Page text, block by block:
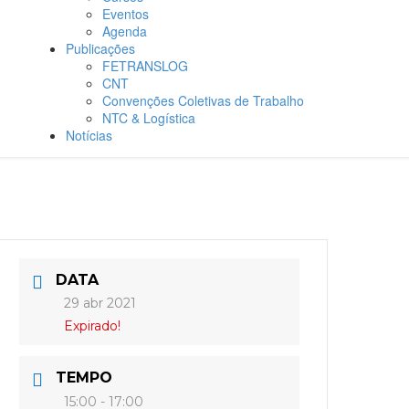
Eventos
Agenda
Publicações
FETRANSLOG
CNT
Convenções Coletivas de Trabalho
NTC & Logística
Notícias
DATA
29 abr 2021
Expirado!
TEMPO
15:00 - 17:00